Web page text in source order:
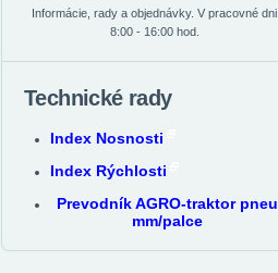
Informácie, rady a objednávky. V pracovné dni
8:00 - 16:00 hod.
Technické rady
Index Nosnosti
Index Rýchlosti
Prevodník AGRO-traktor pneu
mm/palce